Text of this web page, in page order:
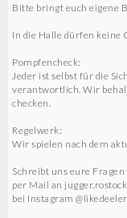
Bitte bringt euch eigene
In die Halle dürfen keine
Pompfencheck:
Jeder ist selbst für die
verantwortlich. Wir
checken.
Regelwerk:
Wir spielen nach dem
Schreibt uns eure Fragen
per Mail an
bei Instagram